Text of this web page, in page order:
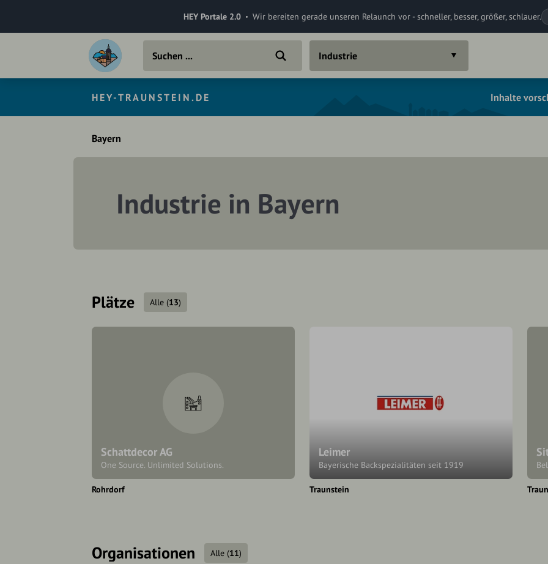
HEY Portale 2.0 Wir bereiten gerade unseren Relaunch vor - schneller, besser, größer, schlauer.
HEY-TRAUNSTEIN.DE Inhalte
Industrie
Bayern
Industrie in Bayern
Plätze Alle (13)
Schattdecor AG
One Source. Unlimited Solutions.
Rohrdorf
Leimer
Bayerische Backspezialitäten seit 1919
Traunstein
Organisationen Alle (11)